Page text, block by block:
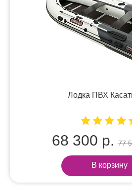
Лодка ПВХ
68 300 р. 77
В корзину